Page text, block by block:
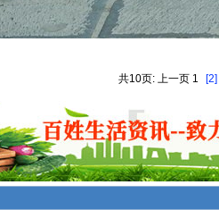
共10页: 上一页 1 [2]